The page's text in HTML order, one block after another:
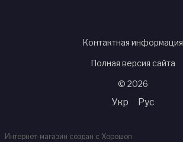
Контактная информация
Полная версия сайта
© 2026
Укр Рус
Интернет-магазин создан с Хорошоп